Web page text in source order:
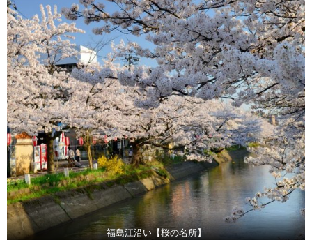
福島江沿い【桜の名所】